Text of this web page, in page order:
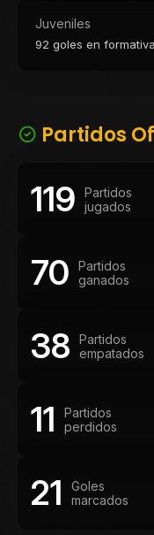
Juveniles
92 goles en
Partidos
119
Partidos
jugados
70
Partidos
ganados
38
Partidos
empatados
11
Partidos
perdidos
21
Goles
marcados